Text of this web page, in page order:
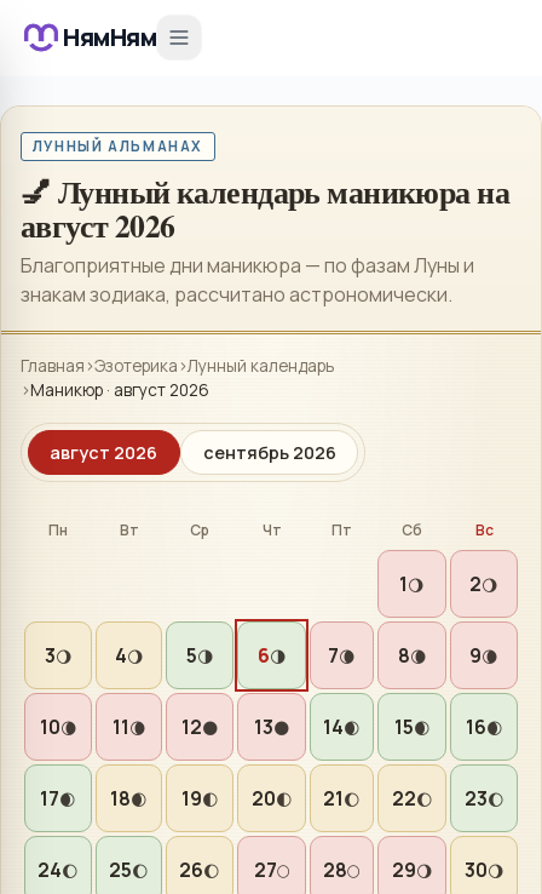
НямНям
ЛУННЫЙ АЛЬМАНАХ
💅 Лунный календарь маникюра на
август 2026
Благоприятные дни маникюра — по фазам Луны и
знакам зодиака, рассчитано астрономически.
Главная ›Эзотерика ›Лунный календарь
›Маникюр · август 2026
август 2026 сентябрь 2026
Пн Вт Ср Чт Пт Сб Вс
1🌖 2🌖
3🌖 4🌖 5🌗 6🌗 7🌘 8🌘 9🌘
10🌘 11🌘 12🌑 13🌑 14🌒 15🌒 16🌒
17🌒 18🌒 19🌓 20🌓 21🌔 22🌔 23🌔
24🌔 25🌔 26🌔 27🌕 28🌕 29🌖 30🌖